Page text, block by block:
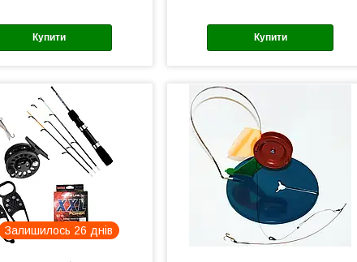
Купити Купити
Залишилось 26 днів